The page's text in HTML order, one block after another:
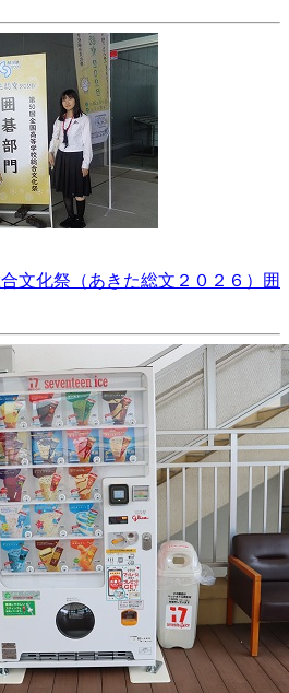
文化祭（あきた総文２０２６）囲